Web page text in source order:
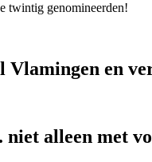
twintig genomineerden!
en
niet alleen met